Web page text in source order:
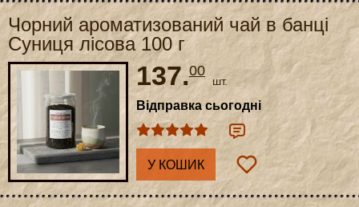
Чорний ароматизований чай в банці
Суниця лісова 100 г
137.00
шт.
Відправка сьогодні
У КОШИК